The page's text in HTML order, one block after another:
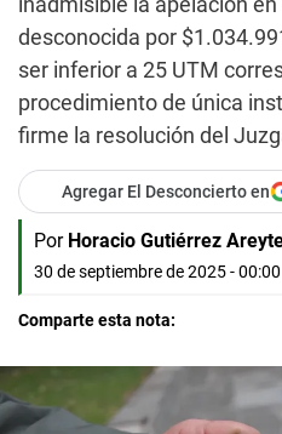
desconocida por
ser inferior a 25 UTM
procedimiento de única
firme la resolución del
Agregar El Desconcierto en
Por Horacio Gutiérrez
30 de septiembre de 2025 - 00:00
Comparte esta nota: